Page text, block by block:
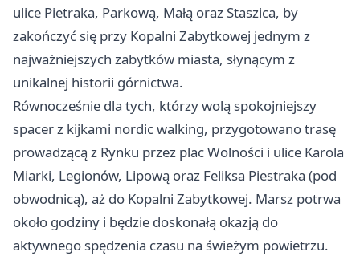
ulice Pietraka, Parkową, Małą oraz Staszica, by
zakończyć się przy Kopalni Zabytkowej jednym z
najważniejszych zabytków miasta, słynącym z
unikalnej historii górnictwa.
Równocześnie dla tych, którzy wolą spokojniejszy
spacer z kijkami nordic walking, przygotowano trasę
prowadzącą z Rynku przez plac Wolności i ulice Karola
Miarki, Legionów, Lipową oraz Feliksa Piestraka (pod
obwodnicą), aż do Kopalni Zabytkowej. Marsz potrwa
około godziny i będzie doskonałą okazją do
aktywnego spędzenia czasu na świeżym powietrzu.